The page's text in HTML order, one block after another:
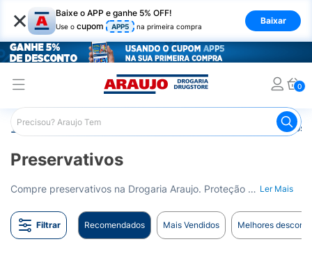
× Baixe o APP e ganhe 5% OFF!
Use o cupom APP5 na primeira compra
Baixar
0
Araujo Higiene Pessoal Preservativos
Preservativos
Compre preservativos na Drogaria Araujo. Proteção e segurança durante suas relações. Entrega para todo o Brasil. Ler Mais
Filtrar Recomendados Mais Vendidos Melhores